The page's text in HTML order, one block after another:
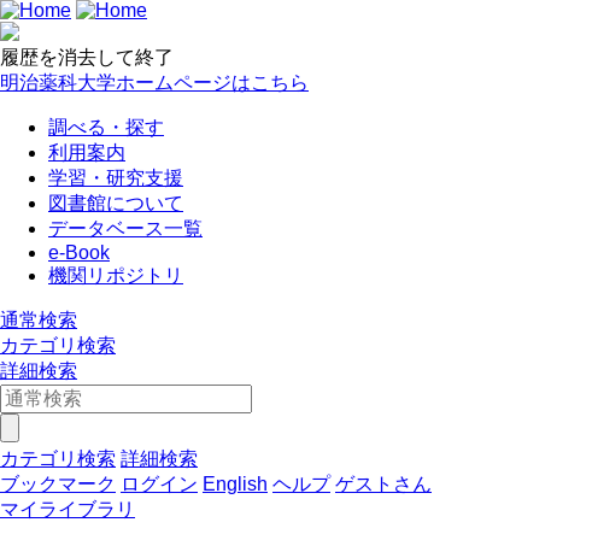
履歴を消去して終了
明治薬科大学ホームページはこちら
調べる・探す
利用案内
学習・研究支援
図書館について
データベース一覧
e-Book
機関リポジトリ
通常検索
カテゴリ検索
詳細検索
カテゴリ検索 詳細検索
ブックマーク ログイン English ヘルプ ゲストさん
マイライブラリ